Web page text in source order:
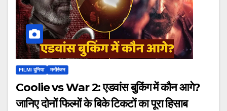
FILMI दुनिया मनोंरंजन
Coolie vs War 2: एडवांस बुकिंग में कौन आगे?
जानिए दोनों फिल्मों के बिके टिकटों का पूरा हिसाब